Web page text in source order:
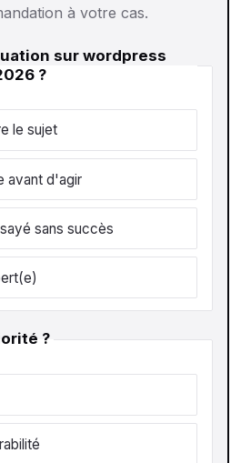
à votre cas.
sur wordpress
?
le sujet
avant d'agir
sans succès
?